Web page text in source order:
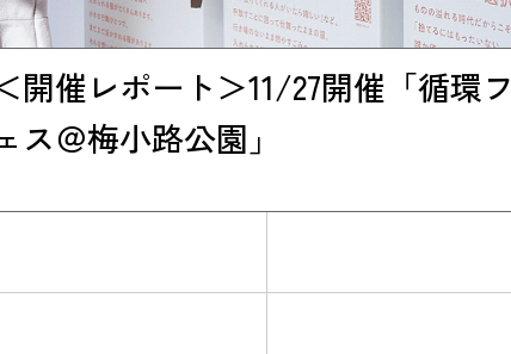
開催レポート＞11/27開催「循環フ
ス＠梅小路公園」